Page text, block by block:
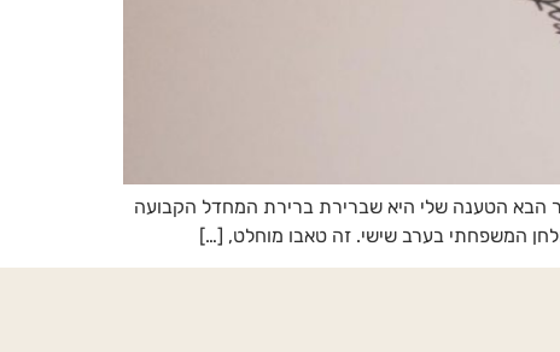
הבא הטענה שלי היא שברירת ברירת המחדל הקבועה
המשפחתי בערב שישי. זה טאבו מוחלט, […]